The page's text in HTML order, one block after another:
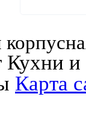
Кухни
Карта